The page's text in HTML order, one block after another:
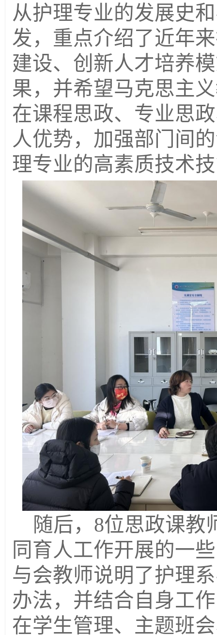
从护理专业的发展史
发，重点介绍了近年
建设、创新人才培养
果，并希望马克思主
在课程思政、专业思
人优势，加强部门间
理专业的高素质技术
随后， 8位思政课教
同育人工作开展的一
与会教师说明了护理
办法，并结合自身工
在学生管理、主题班